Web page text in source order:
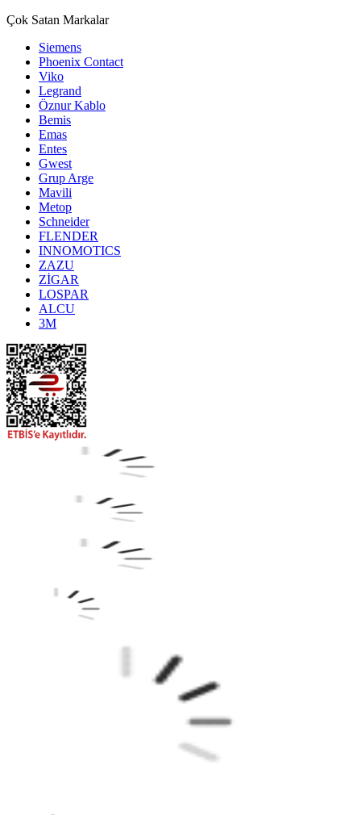
Çok Satan Markalar
Siemens
Phoenix Contact
Viko
Legrand
Öznur Kablo
Bemis
Emas
Entes
Gwest
Grup Arge
Mavili
Metop
Schneider
FLENDER
INNOMOTICS
ZAZU
ZİGAR
LOSPAR
ALCU
3M